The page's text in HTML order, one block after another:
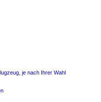
je nach Ihrer Wahl